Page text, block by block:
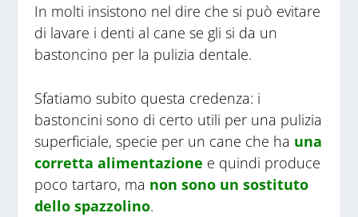
In molti insistono nel dire che si può evitare
di lavare i denti al cane se gli si da un
bastoncino per la pulizia dentale.
Sfatiamo subito questa credenza: i
bastoncini sono di certo utili per una pulizia
superficiale, specie per un cane che ha una
corretta alimentazione e quindi produce
poco tartaro, ma non sono un sostituto
dello spazzolino.